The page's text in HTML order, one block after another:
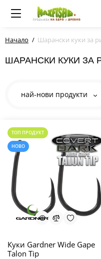
Начало Шарански куки за
ШАРАНСКИ КУКИ ЗА
най-нови продукти
ТОП ПРОДУКТ
НОВО
Куки Gardner Wide Gape
Talon Tip